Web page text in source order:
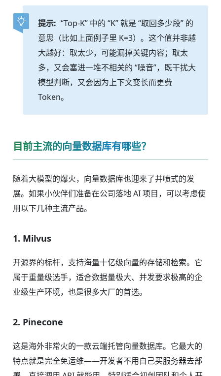
提示: “Top-K” 中的 “K” 就是 “取回多少段” 的
意思（比如上面例子里 K=3）。这个值并非越
大越好：取太少，可能漏掉关键内容；取太
多，又会塞进一堆不相关的 “噪音”，既干扰大
模型判断，又会因为上下文变长而更费
Token。
目前主流的向量数据库有哪些？
随着大模型的爆火，向量数据库也迎来了井喷式的发
展。如果小伙伴们准备在公司落地 AI 项目，可以考虑使
用以下几种主流产品。
1. Milvus
开源界的标杆，支持海量十亿级向量的存储和检索。它
属于重量级选手，适合数据量极大、并发要求极高的企
业级生产环境，也是很多大厂的首选。
2. Pinecone
这是海外非常火的一款云端托管向量数据库。它最大的
特点就是完全免运维——开发者不用自己买服务器去部